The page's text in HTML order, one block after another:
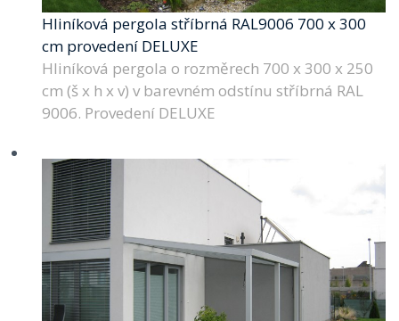
Hliníková pergola stříbrná RAL9006 700 x 300
cm provedení DELUXE
Hliníková pergola o rozměrech 700 x 300 x 250
cm (š x h x v) v barevném odstínu stříbrná RAL
9006. Provedení DELUXE